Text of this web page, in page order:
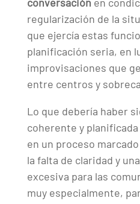
regularización de la
que ejercía estas
planificación seria, en
improvisaciones que
entre centros y
Lo que debería haber
coherente y
en un proceso
la falta de claridad y
excesiva para las
muy especialmente,